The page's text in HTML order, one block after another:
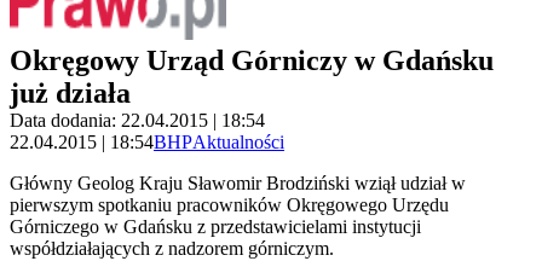
Okręgowy Urząd Górniczy w Gdańsku
już działa
Data dodania: 22.04.2015 | 18:54
22.04.2015 | 18:54BHPAktualności
Główny Geolog Kraju Sławomir Brodziński wziął udział w
pierwszym spotkaniu pracowników Okręgowego Urzędu
Górniczego w Gdańsku z przedstawicielami instytucji
współdziałających z nadzorem górniczym.